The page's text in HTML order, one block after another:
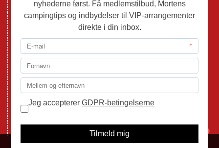
Nyheder
Adria
Adria Autocampere
Eriba
Fendt
Hobby
Randger Van